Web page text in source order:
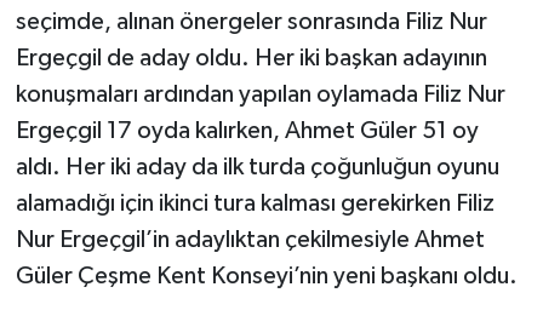
seçimde, alınan önergeler sonrasında Filiz Nur
Ergeçgil de aday oldu. Her iki başkan adayının
konuşmaları ardından yapılan oylamada Filiz Nur
Ergeçgil 17 oyda kalırken, Ahmet Güler 51 oy
aldı. Her iki aday da ilk turda çoğunluğun oyunu
alamadığı için ikinci tura kalması gerekirken Filiz
Nur Ergeçgil’in adaylıktan çekilmesiyle Ahmet
Güler Çeşme Kent Konseyi’nin yeni başkanı oldu.